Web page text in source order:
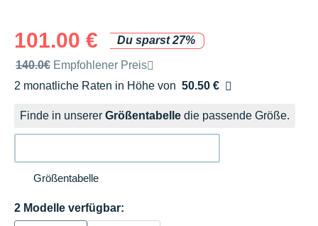
101.00 €
Du sparst 27%
Unverbindliche Preisempfehlung der Marke
140.0€ Empfohlener Preis
2 monatliche Raten in Höhe von 50.50 €
Ohne Zusatzkosten
Finde in unserer Größentabelle die passende Größe.
Größentabelle
2 Modelle verfügbar: